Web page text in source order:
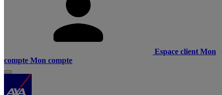
Espace client Mon
compte Mon compte